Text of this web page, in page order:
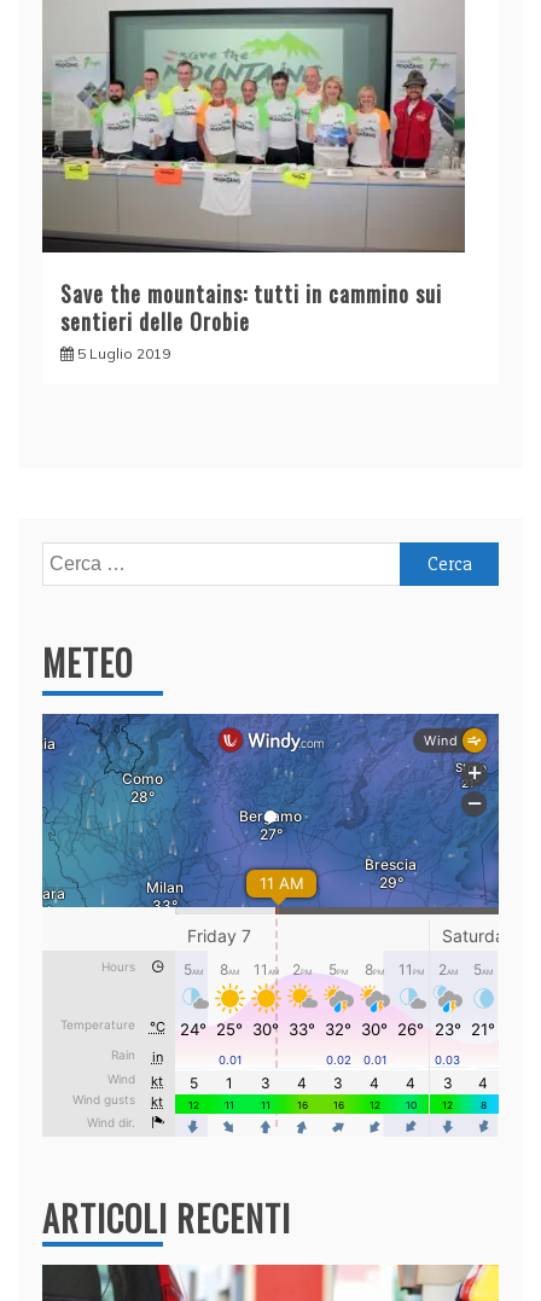
Save the mountains: tutti in cammino sui
sentieri delle Orobie
5 Luglio 2019
Ricerca
per:
METEO
ARTICOLI RECENTI